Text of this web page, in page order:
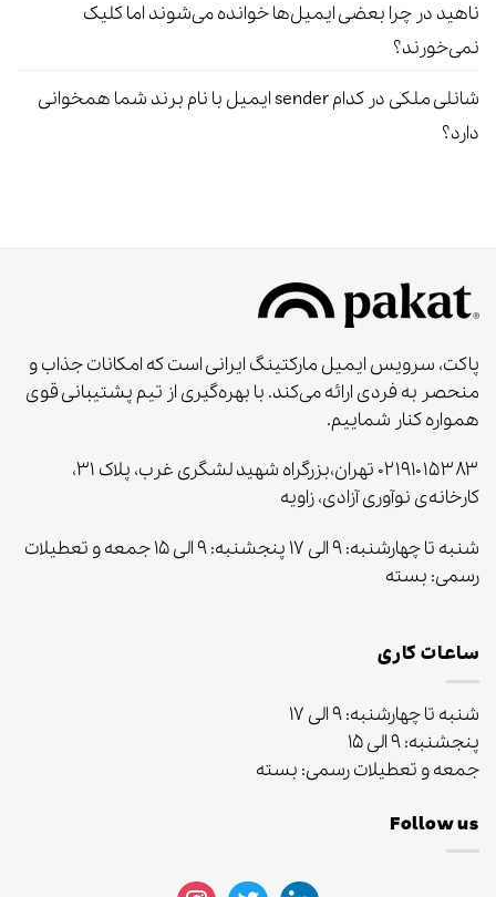
ناهید در چرا بعضی ایمیل‌ها خوانده می‌شوند اما کلیک
نمی‌خورند؟
شانلی ملکی در
کدام sender ایمیل با نام برند شما همخوانی
دارد؟
پاکت، سرویس ایمیل مارکتینگ ایرانی است که امکانات جذاب و
منحصر به‌ فردی ارائه می‌کند. با بهره‌گیری از تیم پشتیبانی قوی
همواره کنار شماییم.
۰۲۱۹۱۰۱۵۳۸۳ تهران،بزرگراه شهید لشگری غرب، پلاک ۳۱،
کارخانه‌ی نوآوری آزادی، زاویه
شنبه تا چهارشنبه: ۹ الی ۱۷ پنجشنبه: ۹ الی ۱۵ جمعه و تعطیلات
رسمی: بسته
ساعات کاری
شنبه تا چهارشنبه: ۹ الی ۱۷
پنجشنبه: ۹ الی ۱۵
جمعه و تعطیلات رسمی: بسته
Follow us